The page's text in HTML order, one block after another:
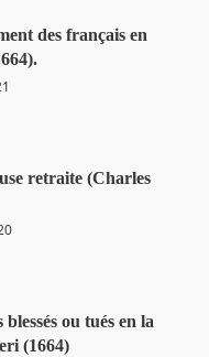
des français en
retraite (Charles
ou tués en la
(1664)